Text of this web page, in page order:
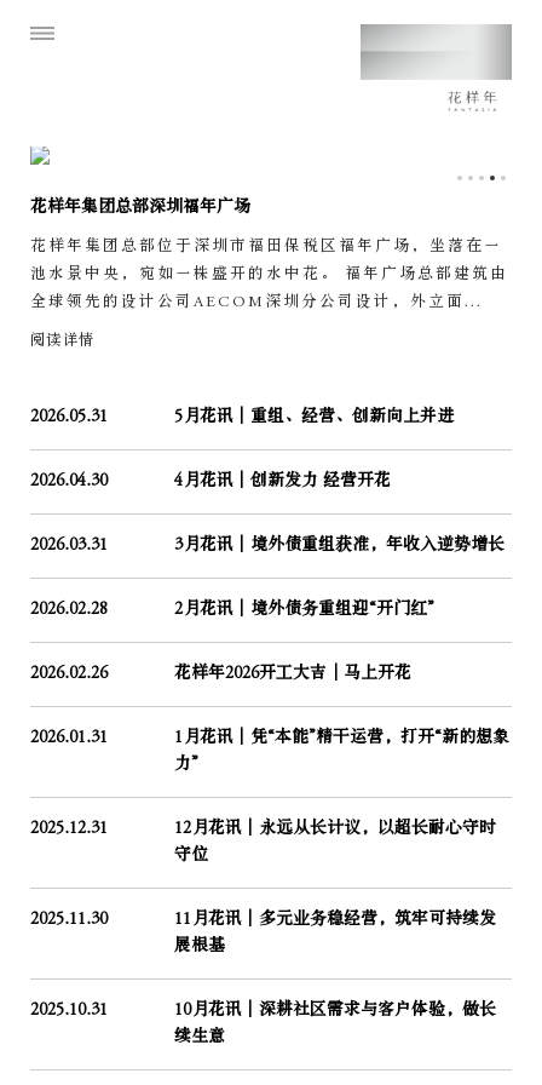
花样年集团总部深圳福年广场
花样年集团总部位于深圳市福田保税区福年广场，坐落在一
池水景中央，宛如一株盛开的水中花。 福年广场总部建筑由
全球领先的设计公司AECOM深圳分公司设计，外立面...
阅读详情
2026.05.31 5月花讯｜重组、经营、创新向上并进
2026.04.30 4月花讯｜创新发力 经营开花
2026.03.31 3月花讯｜境外债重组获准，年收入逆势增长
2026.02.28 2月花讯｜境外债务重组迎“开门红”
2026.02.26 花样年2026开工大吉│马上开花
2026.01.31
1月花讯｜凭“本能”精干运营，打开“新的想象
力”
2025.12.31
12月花讯｜永远从长计议，以超长耐心守时
守位
2025.11.30
11月花讯｜多元业务稳经营，筑牢可持续发
展根基
2025.10.31
10月花讯｜深耕社区需求与客户体验，做长
续生意